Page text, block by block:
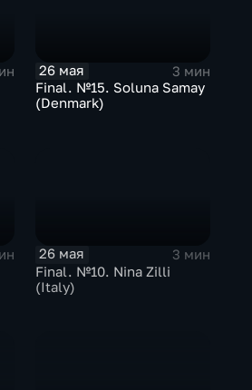
26 мая
3 мин
Final. №15. Soluna Samay
(Denmark)
26 мая
3 мин
Final. №10. Nina Zilli
(Italy)